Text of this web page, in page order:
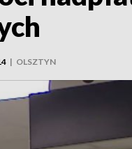
| OLSZTYN